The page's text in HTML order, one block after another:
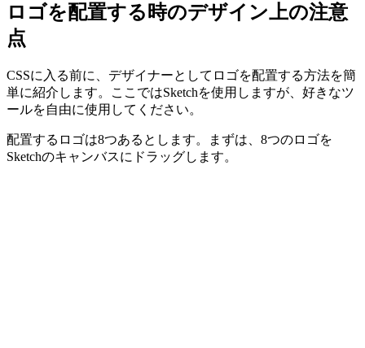
ロゴを配置する時のデザイン上の注意
点
CSSに入る前に、デザイナーとしてロゴを配置する方法を簡
単に紹介します。ここではSketchを使用しますが、好きなツ
ールを自由に使用してください。
配置するロゴは8つあるとします。まずは、8つのロゴを
Sketchのキャンバスにドラッグします。